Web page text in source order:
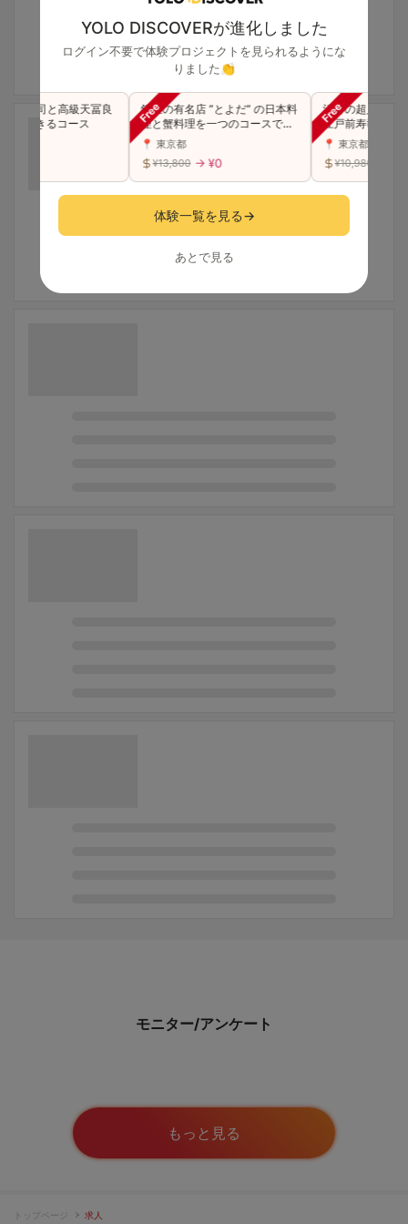
YOLO DISCOVERが進化しました
ログイン不要で体験プロジェクトを見られるようにな
りました👏
寿司と高級天冨良
できるコース
銀座の有名店 ”とよだ” の日本料
理と蟹料理を一つのコースで贅
沢に味わう（同伴可）
📍 東京都
¥13,800 → ¥0
渋谷の超人気店
江戸前寿司 "特上"
スをご堪能(同伴可)
📍 東京都
¥10,980 → ¥0
体験一覧を見る→
あとで見る
モニター/アンケート
もっと見る
トップページ 求人